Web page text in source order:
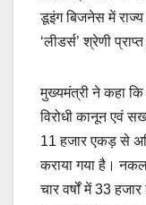
डूइंग बिजनेस में राज्य
‘लीडर्स’ श्रेणी
मुख्यमंत्री ने कहा कि
विरोधी कानून एवं
11 हजार एकड़ से
कराया गया है।
चार वर्षों में 33